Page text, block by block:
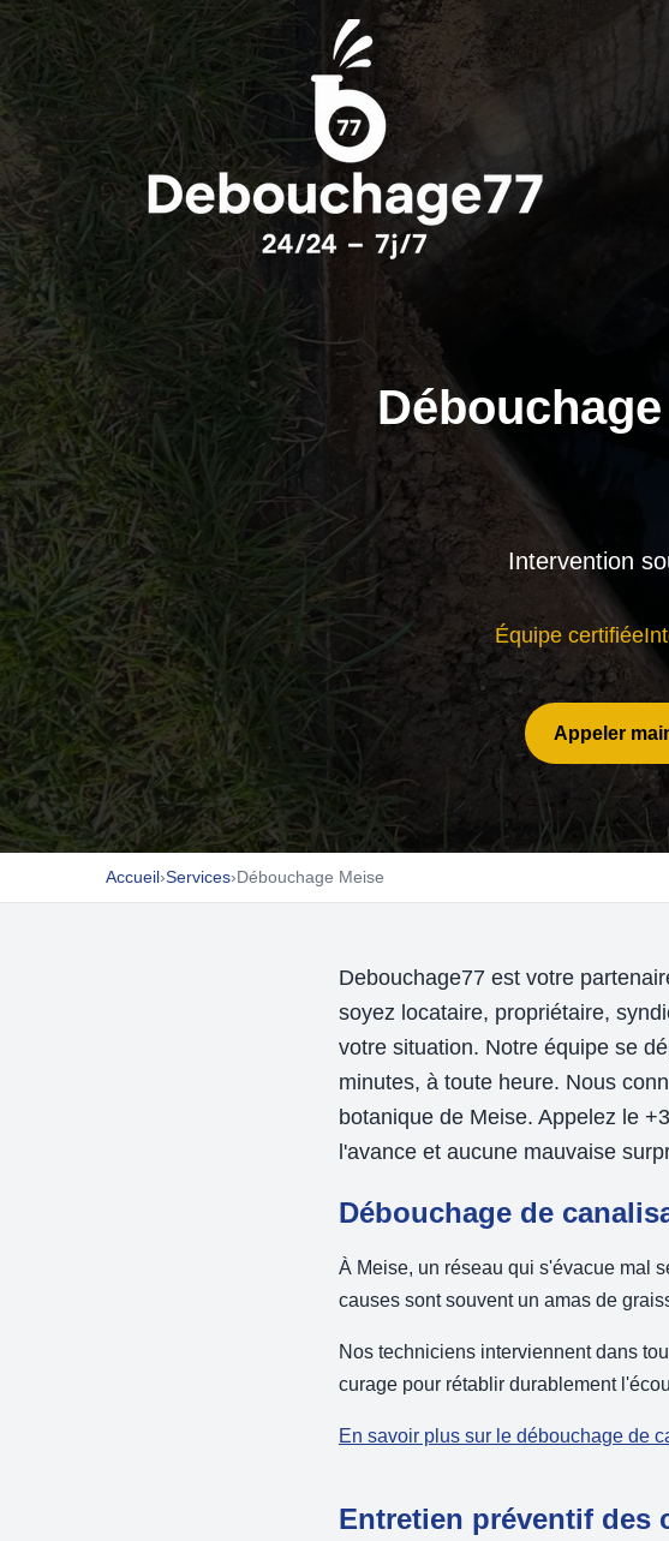
Intervention
Équipe certifiée
Appeler
Accueil›Services›Débouchage Meise
Debouchage77 est votre
soyez locataire, propriétaire,
votre situation. Notre équipe se
minutes, à toute heure. Nous
botanique de Meise. Appelez le
l'avance et aucune mauvaise
Débouchage de
À Meise, un réseau qui s'évacue mal
causes sont souvent un amas de
Nos techniciens interviennent dans
curage pour rétablir durablement
En savoir plus sur le débouchage de
Entretien préventif des